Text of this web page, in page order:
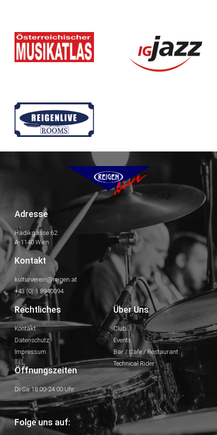
Adresse
Hadikgasse 62
A-1140 Wien
Kontakt
kulturverein@reigen.at
+43 (0) 1 8940094
Rechtliches
Kontakt
Datenschutz
Impressum
Öffnungszeiten
Di-Sa 18:00-24:00 Uhr
Über Uns
Club
Events
Bar / Cafe / Restaurant
Technical Rider
Folge uns auf: